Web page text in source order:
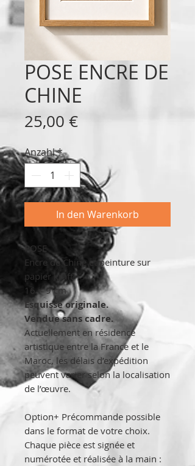
POSE ENCRE DE
CHINE
25,00 €Preis
Anzahl*
In den Warenkorb
POSE
Encre de Chine et peinture sur
papier kraft
16 × 9 cm
Esquisse originale.
Vendue sans cadre.
Actuellement en résidence
artistique entre la France et le
Maroc, les délais d’expédition
peuvent varier selon la localisation
de l’œuvre.
Option+ Précommande possible
dans le format de votre choix.
Chaque pièce est signée et
numérotée et réalisée à la main :